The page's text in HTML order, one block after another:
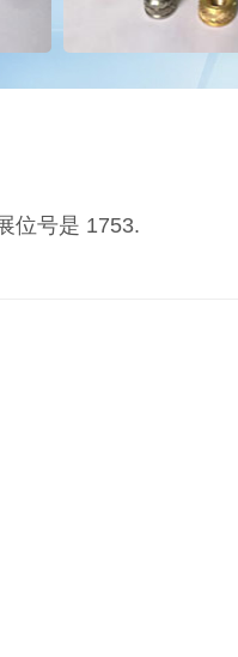
位号是 1753.